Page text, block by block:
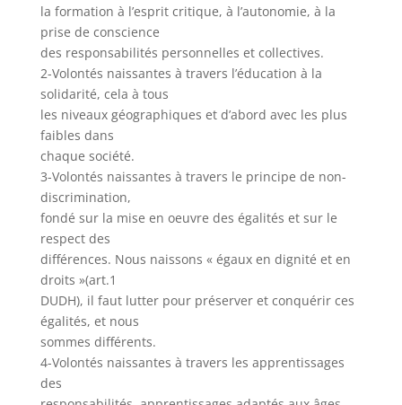
la formation à l’esprit critique, à l’autonomie, à la
prise de conscience
des responsabilités personnelles et collectives.
2-Volontés naissantes à travers l’éducation à la
solidarité, cela à tous
les niveaux géographiques et d’abord avec les plus
faibles dans
chaque société.
3-Volontés naissantes à travers le principe de non-
discrimination,
fondé sur la mise en oeuvre des égalités et sur le
respect des
différences. Nous naissons « égaux en dignité et en
droits »(art.1
DUDH), il faut lutter pour préserver et conquérir ces
égalités, et nous
sommes différents.
4-Volontés naissantes à travers les apprentissages
des